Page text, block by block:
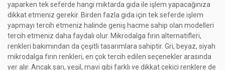
yaparken tek seferde hangi miktarda gıda ile işlem yapacağınıza
dikkat etmeniz gerekir. Birden fazla gıda için tek seferde işlem
yapmayı tercih etmeniz halinde geniş hacme sahip olan modelleri
tercih etmeniz daha faydalı olur. Mikrodalga fırın alternatifleri,
renkleri bakımından da çeşitli tasarımlara sahiptir. Gri, beyaz, siyah
mikrodalga fırın renkleri, en çok tercih edilen seçenekler arasında
yer alır. Ancak sarı, yeşil, mavi gibi farklı ve dikkat çekici renklere de